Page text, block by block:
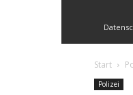
Start
Polizei